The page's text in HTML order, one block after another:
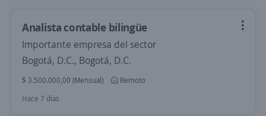
Analista contable bilingüe
Importante empresa del sector
Bogotá, D.C., Bogotá, D.C.
$ 3.500.000,00 (Mensual)
Remoto
Hace 7 días